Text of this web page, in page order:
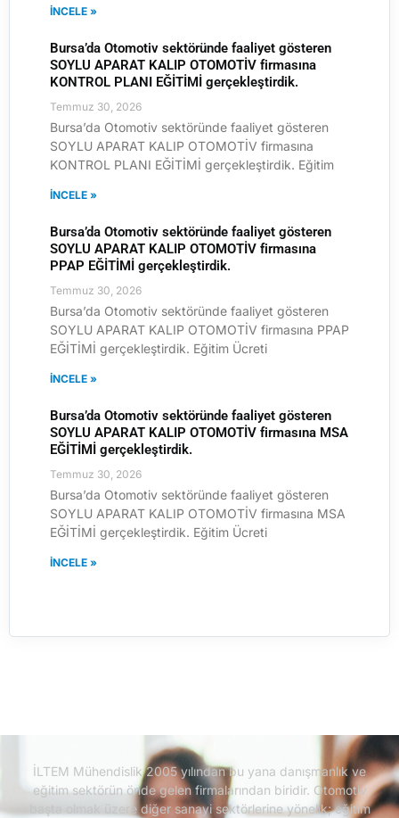
İNCELE »
Bursa’da Otomotiv sektöründe faaliyet gösteren
SOYLU APARAT KALIP OTOMOTİV firmasına
KONTROL PLANI EĞİTİMİ gerçekleştirdik.
Temmuz 30, 2026
Bursa’da Otomotiv sektöründe faaliyet gösteren
SOYLU APARAT KALIP OTOMOTİV firmasına
KONTROL PLANI EĞİTİMİ gerçekleştirdik. Eğitim
İNCELE »
Bursa’da Otomotiv sektöründe faaliyet gösteren
SOYLU APARAT KALIP OTOMOTİV firmasına
PPAP EĞİTİMİ gerçekleştirdik.
Temmuz 30, 2026
Bursa’da Otomotiv sektöründe faaliyet gösteren
SOYLU APARAT KALIP OTOMOTİV firmasına PPAP
EĞİTİMİ gerçekleştirdik. Eğitim Ücreti
İNCELE »
Bursa’da Otomotiv sektöründe faaliyet gösteren
SOYLU APARAT KALIP OTOMOTİV firmasına MSA
EĞİTİMİ gerçekleştirdik.
Temmuz 30, 2026
Bursa’da Otomotiv sektöründe faaliyet gösteren
SOYLU APARAT KALIP OTOMOTİV firmasına MSA
EĞİTİMİ gerçekleştirdik. Eğitim Ücreti
İNCELE »
İLTEM Mühendislik 2005 yılından bu yana danışmanlık ve
eğitim sektörün önde gelen firmalarından biridir. Otomotiv
başta olmak üzere diğer sanayi sektörlerine yönelik; eğitim